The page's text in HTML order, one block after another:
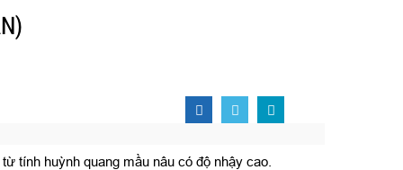
tính huỳnh quang mầu nâu có độ nhậy cao.